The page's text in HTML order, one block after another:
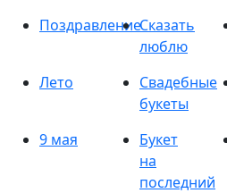
ПоздравлениеСказать
люблю
Лето
Свадебные
букеты
9 мая
Букет
на
последний